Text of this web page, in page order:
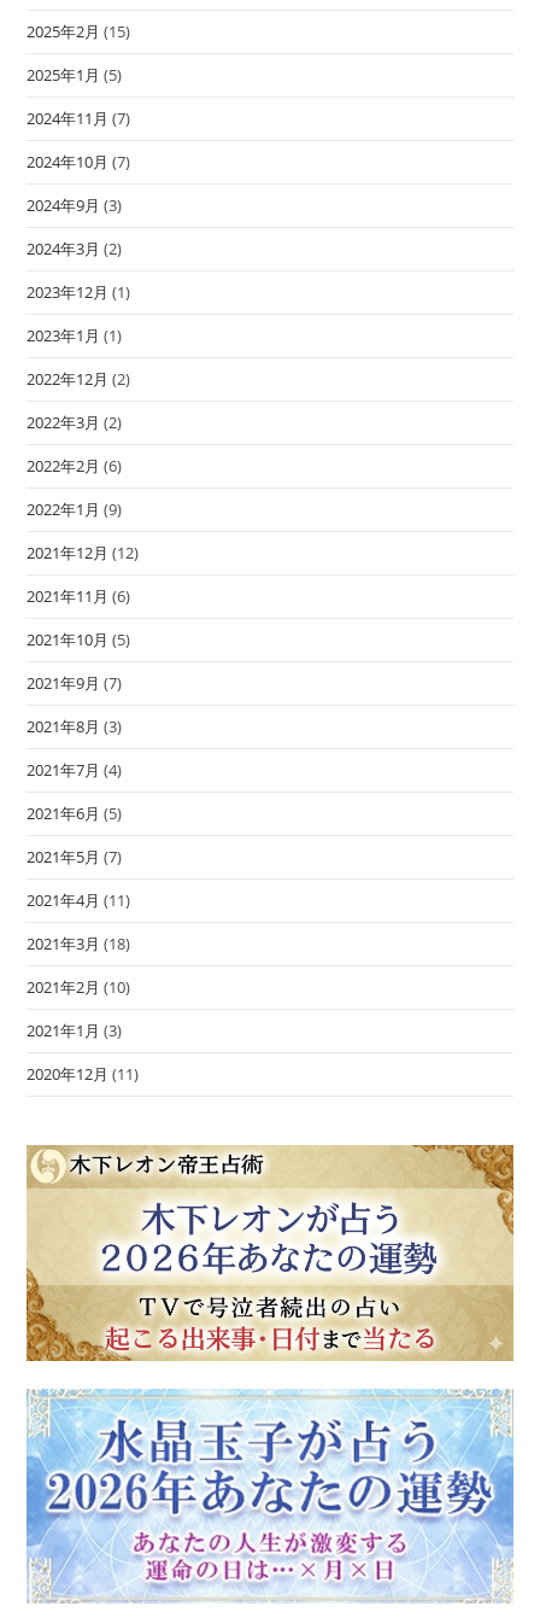
2025年2月 (15)
2025年1月 (5)
2024年11月 (7)
2024年10月 (7)
2024年9月 (3)
2024年3月 (2)
2023年12月 (1)
2023年1月 (1)
2022年12月 (2)
2022年3月 (2)
2022年2月 (6)
2022年1月 (9)
2021年12月 (12)
2021年11月 (6)
2021年10月 (5)
2021年9月 (7)
2021年8月 (3)
2021年7月 (4)
2021年6月 (5)
2021年5月 (7)
2021年4月 (11)
2021年3月 (18)
2021年2月 (10)
2021年1月 (3)
2020年12月 (11)